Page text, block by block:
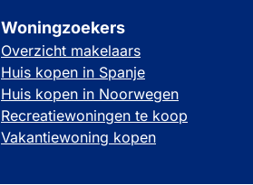
Woningzoekers
Overzicht makelaars
Huis kopen in Spanje
Huis kopen in Noorwegen
Recreatiewoningen te koop
Vakantiewoning kopen